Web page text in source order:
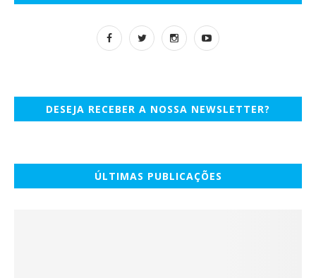
DESEJA RECEBER A NOSSA NEWSLETTER?
ÚLTIMAS PUBLICAÇÕES